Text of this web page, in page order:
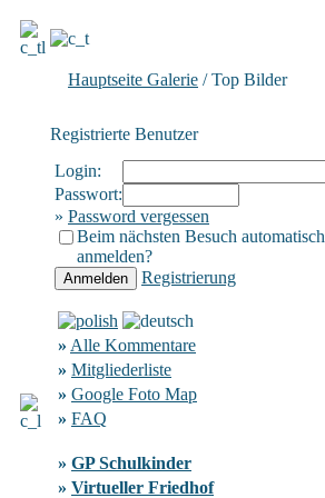
Hauptseite Galerie / Top Bilder
Registrierte Benutzer
Login:
Passwort:
» Password vergessen
Beim nächsten Besuch automatisch
anmelden?
Registrierung
» Alle Kommentare
» Mitgliederliste
» Google Foto Map
» FAQ
» GP Schulkinder
» Virtueller Friedhof